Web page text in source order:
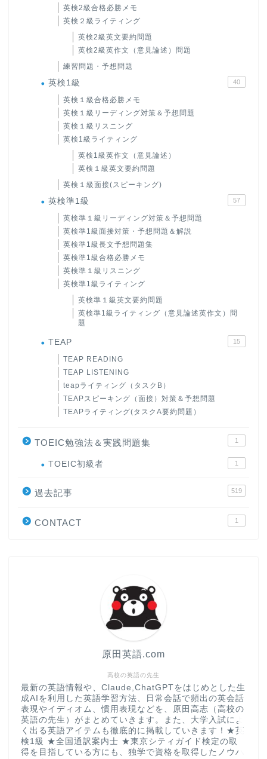
英検2級合格必勝メモ
英検２級ライティング
英検2級英文要約問題
英検2級英作文（意見論述）問題
練習問題・予想問題
英検1級 40
英検１級合格必勝メモ
英検１級リーディング対策＆予想問題
英検１級リスニング
英検1級ライティング
英検1級英作文（意見論述）
英検１級英文要約問題
英検１級面接(スピーキング)
英検準1級 57
英検準１級リーディング対策＆予想問題
英検準1級面接対策・予想問題＆解説
英検準1級長文予想問題集
英検準1級合格必勝メモ
英検準１級リスニング
英検準1級ライティング
英検準１級英文要約問題
英検準1級ライティング（意見論述英作文）問
題
TEAP 15
TEAP READING
TEAP LISTENING
teapライティング（タスクB）
TEAPスピーキング（面接）対策＆予想問題
TEAPライティング(タスクA要約問題）
TOEIC勉強法＆実践問題集 1
TOEIC初級者 1
過去記事 519
CONTACT 1
高校の英語の先生
原田英語.com
最新の英語情報や、Claude,ChatGPTをはじめとした生
成AIを利用した英語学習方法、日常会話で頻出の英会話
表現やイディオム、慣用表現などを、原田高志（高校の
英語の先生）がまとめていきます。また、大学入試によ
く出る英語アイテムも徹底的に掲載していきます！★英
検1級 ★全国通訳案内士 ★東京シティガイド検定の取
得を目指している方にも、独学で資格を取得したノウハ
大学入試英語対策講座
英語名言・格言・カッコい
い英語＆素敵な英文フレー
CONTACT